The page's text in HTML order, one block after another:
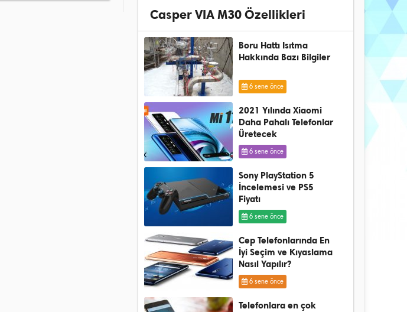
Casper VIA M30 Özellikleri
Boru Hattı Isıtma
Hakkında Bazı Bilgiler
6 sene önce
2021 Yılında Xiaomi
Daha Pahalı Telefonlar
Üretecek
6 sene önce
Sony PlayStation 5
İncelemesi ve PS5
Fiyatı
6 sene önce
Cep Telefonlarında En
İyi Seçim ve Kıyaslama
Nasıl Yapılır?
6 sene önce
Telefonlara en çok